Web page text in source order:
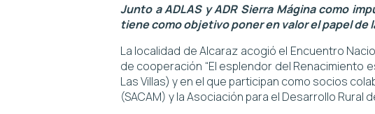
Junto a ADLAS y ADR Sierra Mágina como
tiene como objetivo poner en valor el papel de
La localidad de Alcaraz acogió el Encuentro
de cooperación “El esplendor del Renacimiento
Las Villas) y en el que participan como socios
(SACAM) y la Asociación para el Desarrollo Rural